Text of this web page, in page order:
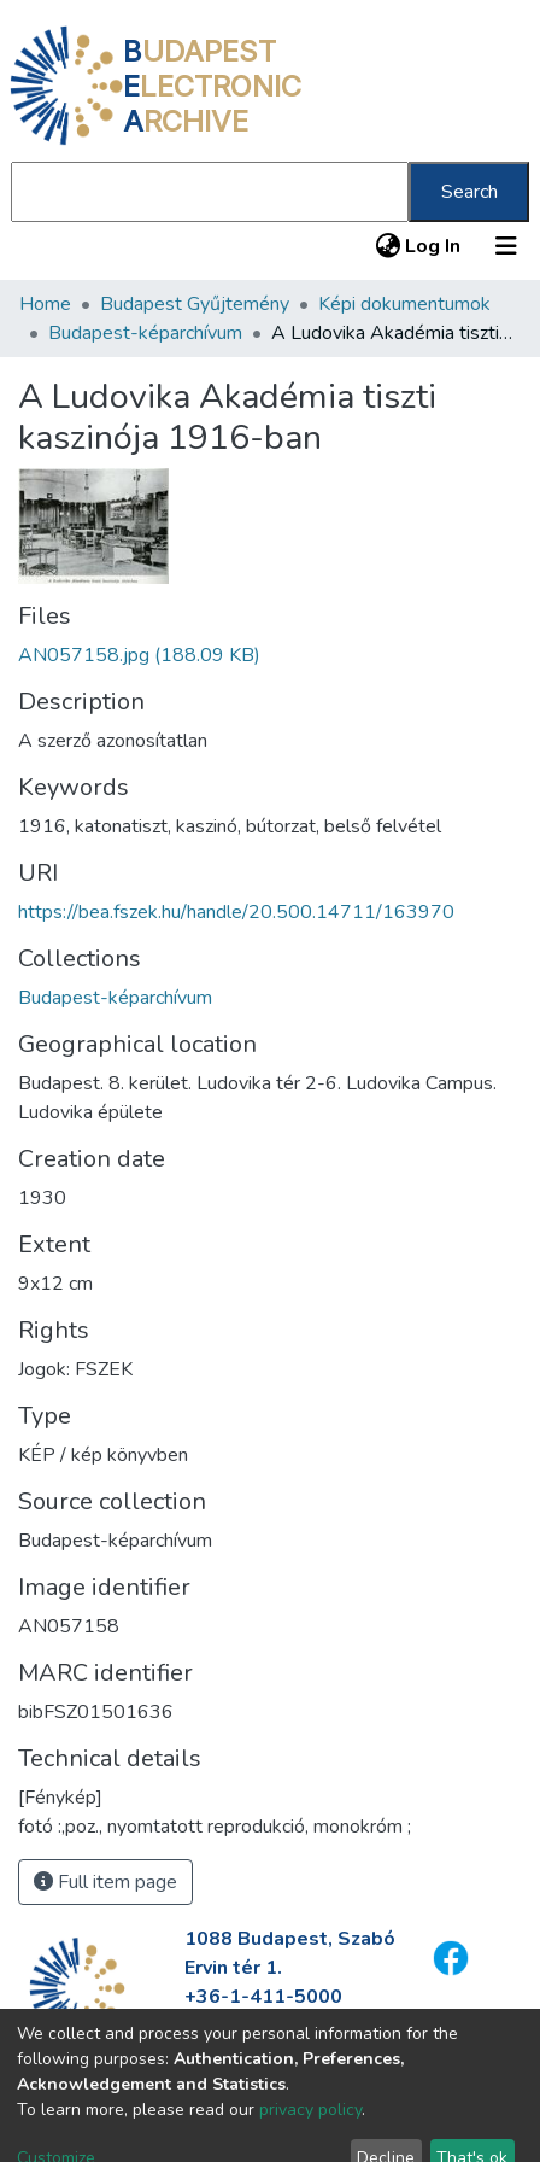
BUDAPEST
ELECTRONIC
ARCHIVE
Search
Log In (current)
Communities & Collections
Statistics
About us
Home Budapest Gyűjtemény
Képi dokumentumok
Budapest-képarchívum
A Ludovika Akadémia tiszti kaszinója 1916-ban
A Ludovika Akadémia tiszti
kaszinója 1916-ban
Files
AN057158.jpg (188.09 KB)
Description
A szerző azonosítatlan
Keywords
1916, katonatiszt, kaszinó, bútorzat, belső felvétel
URI
https://bea.fszek.hu/handle/20.500.14711/163970
Collections
Budapest-képarchívum
Geographical location
Budapest. 8. kerület. Ludovika tér 2-6. Ludovika Campus.
Ludovika épülete
Creation date
1930
Extent
9x12 cm
Rights
Jogok: FSZEK
Type
KÉP / kép könyvben
Source collection
Budapest-képarchívum
Image identifier
AN057158
MARC identifier
bibFSZ01501636
Technical details
[Fénykép]
fotó :,poz., nyomtatott reprodukció, monokróm ;
Full item page
1088 Budapest, Szabó
Ervin tér 1.
+36-1-411-5000
info@fszek.hu
https://fszek.hu
We collect and process your personal information for the
following purposes: Authentication, Preferences,
Acknowledgement and Statistics.
To learn more, please read our privacy policy.